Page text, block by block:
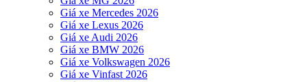
Giá xe Mercedes 2026
Giá xe Lexus 2026
Giá xe Audi 2026
Giá xe BMW 2026
Giá xe Volkswagen 2026
Giá xe Vinfast 2026